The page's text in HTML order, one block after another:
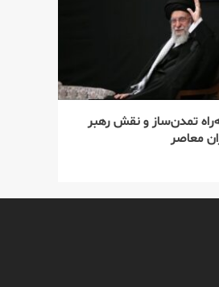
تمدن‌ساز و نقش رهبر
معاصر